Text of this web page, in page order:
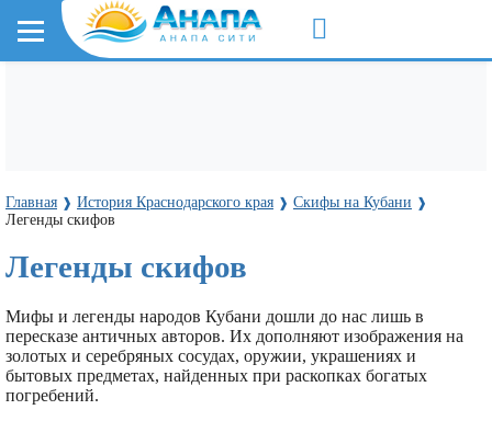
Главная ❱ История Краснодарского края ❱ Скифы на Кубани ❱
Легенды скифов
Легенды скифов
Мифы и легенды народов Кубани дошли до нас лишь в
пересказе античных авторов. Их дополняют изображения на
золотых и серебряных сосудах, оружии, украшениях и
бытовых предметах, найденных при раскопках богатых
погребений.